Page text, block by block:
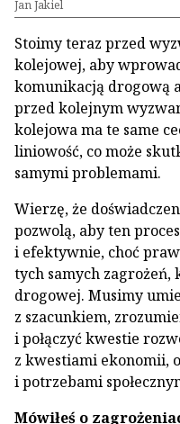
Jan Jakiel
Stoimy teraz przed
kolejowej, aby
komunikacją drogową
przed kolejnym
kolejowa ma te same
liniowość, co może
samymi problemami.
Wierzę, że
pozwolą, aby ten
i efektywnie, choć
tych samych
drogowej. Musimy
z szacunkiem,
i połączyć kwestie
z kwestiami ekonomii,
i potrzebami
Mówiłeś o